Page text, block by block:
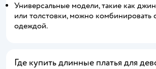
Универсальные модели, такие как
или толстовки, можно комбинировать
одеждой.
Где купить длинные платья для